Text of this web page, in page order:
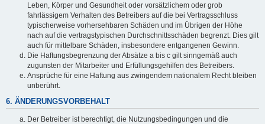
Leben, Körper und Gesundheit oder vorsätzlichem oder grob
fahrlässigem Verhalten des Betreibers auf die bei Vertragsschluss
typischerweise vorhersehbaren Schäden und im Übrigen der Höhe
nach auf die vertragstypischen Durchschnittsschäden begrenzt. Dies gilt
auch für mittelbare Schäden, insbesondere entgangenen Gewinn.
Die Haftungsbegrenzung der Absätze a bis c gilt sinngemäß auch
zugunsten der Mitarbeiter und Erfüllungsgehilfen des Betreibers.
Ansprüche für eine Haftung aus zwingendem nationalem Recht bleiben
unberührt.
6. ÄNDERUNGSVORBEHALT
Der Betreiber ist berechtigt, die Nutzungsbedingungen und die